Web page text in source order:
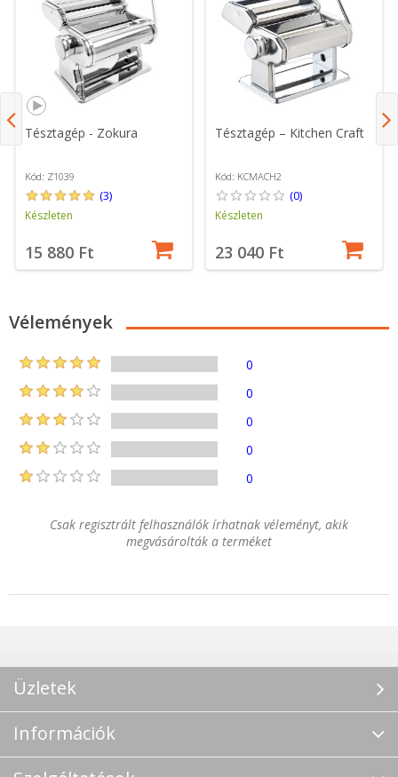
Tésztagép - Zokura
Kód: Z1039
(3)
Készleten
15 880 Ft
Tésztagép – Kitchen Craft
Kód: KCMACH2
(0)
Készleten
23 040 Ft
Vélemények
0
0
0
0
0
Csak regisztrált felhasználók írhatnak véleményt, akik
megvásárolták a terméket
Üzletek
Információk